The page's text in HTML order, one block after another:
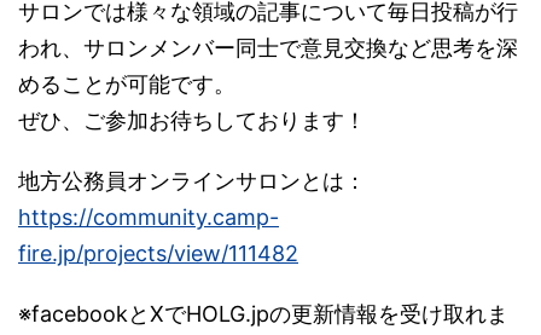
サロンでは様々な領域の記事について毎日投稿が行
われ、サロンメンバー同士で意見交換など思考を深
めることが可能です。
ぜひ、ご参加お待ちしております！
地方公務員オンラインサロンとは：
https://community.camp-
fire.jp/projects/view/111482
※facebookとXでHOLG.jpの更新情報を受け取れま